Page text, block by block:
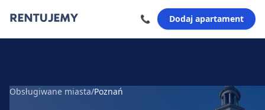
📞 Dodaj apartament
Obsługiwane miasta/Poznań